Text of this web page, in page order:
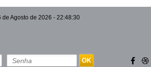
de Agosto de 2026 - 22:48:30
OK